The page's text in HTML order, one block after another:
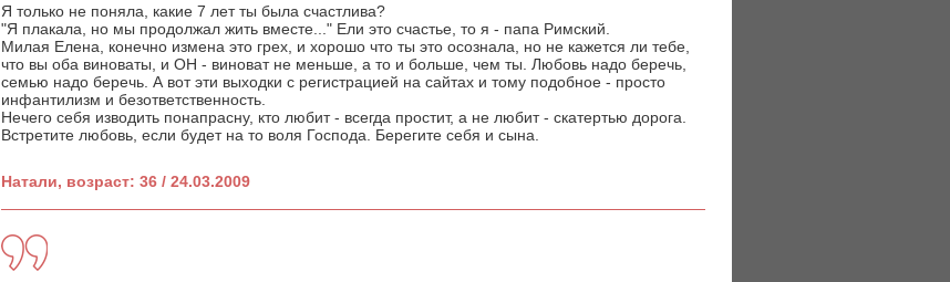
Я только не поняла, какие 7 лет ты была счастлива?
"Я плакала, но мы продолжал жить вместе..." Ели это счастье, то я - папа Римский.
Милая Елена, конечно измена это грех, и хорошо что ты это осознала, но не кажется ли тебе,
что вы оба виноваты, и ОН - виноват не меньше, а то и больше, чем ты. Любовь надо беречь,
семью надо беречь. А вот эти выходки с регистрацией на сайтах и тому подобное - просто
инфантилизм и безответственность.
Нечего себя изводить понапрасну, кто любит - всегда простит, а не любит - скатертью дорога.
Встретите любовь, если будет на то воля Господа. Берегите себя и сына.
Натали, возраст: 36 / 24.03.2009